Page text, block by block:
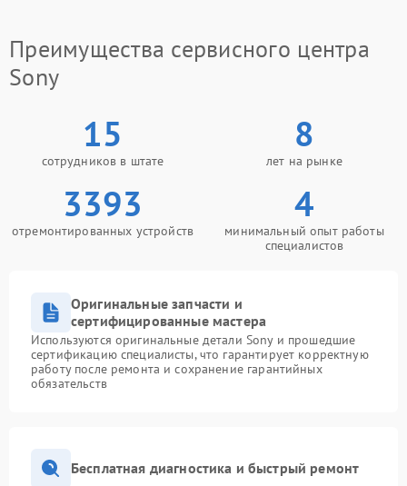
Преимущества сервисного центра
Sony
15
сотрудников в штате
8
лет на рынке
3393
отремонтированных устройств
4
минимальный опыт работы
специалистов
Оригинальные запчасти и
сертифицированные мастера
Используются оригинальные детали Sony и прошедшие
сертификацию специалисты, что гарантирует корректную
работу после ремонта и сохранение гарантийных
обязательств
Бесплатная диагностика и быстрый ремонт